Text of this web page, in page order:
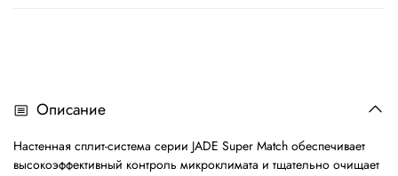
Описание
Настенная сплит-система серии JADE Super Match обеспечивает
высокоэффективный контроль микроклимата и тщательно очищает